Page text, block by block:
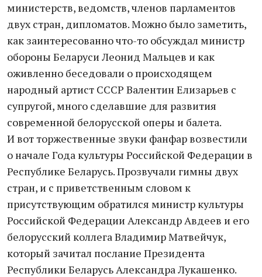
министерств, ведомств, членов парламентов
двух стран, дипломатов. Можно было заметить,
как заинтересованно что-то обсуждал министр
обороны Беларуси Леонид Мальцев и как
оживленно беседовали о происходящем
народный артист СССР Валентин Елизарьев с
супругой, много сделавшие для развития
современной белорусской оперы и балета.
И вот торжественные звуки фанфар возвестили
о начале Года культуры Российской Федерации в
Республике Беларусь. Прозвучали гимны двух
стран, и с приветственным словом к
присутствующим обратился министр культуры
Российской Федерации Александр Авдеев и его
белорусский коллега Владимир Матвейчук,
который зачитал послание Президента
Республики Беларусь Александра Лукашенко.